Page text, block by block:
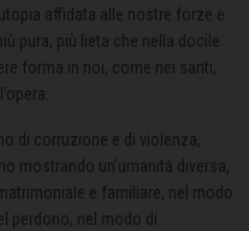
affidata alle nostre forze e
pura, più lieta che nella docile
forma in noi, come nei santi,
di corruzione e di violenza,
mostrando un’umanità diversa,
e familiare, nel modo
perdono, nel modo di